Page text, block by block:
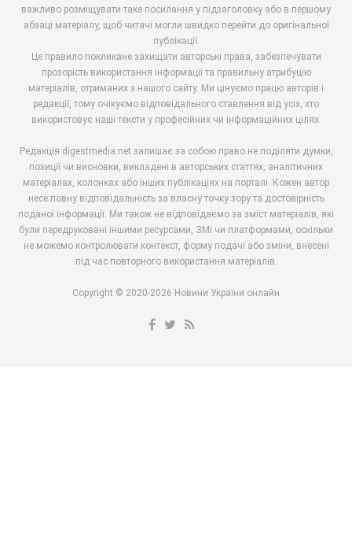
важливо розміщувати таке посилання у підзаголовку або в першому
абзаці матеріалу, щоб читачі могли швидко перейти до оригінальної
публікації.
Це правило покликане захищати авторські права, забезпечувати
прозорість використання інформації та правильну атрибуцію
матеріалів, отриманих з нашого сайту. Ми цінуємо працю авторів і
редакції, тому очікуємо відповідального ставлення від усіх, хто
використовує наші тексти у професійних чи інформаційних цілях.
Редакція digestmedia.net залишає за собою право не поділяти думки,
позиції чи висновки, викладені в авторських статтях, аналітичних
матеріалах, колонках або інших публікаціях на порталі. Кожен автор
несе повну відповідальність за власну точку зору та достовірність
поданої інформації. Ми також не відповідаємо за зміст матеріалів, які
були передруковані іншими ресурсами, ЗМІ чи платформами, оскільки
не можемо контролювати контекст, форму подачі або зміни, внесені
під час повторного використання матеріалів.
Copyright © 2020-2026 Новини України онлайн